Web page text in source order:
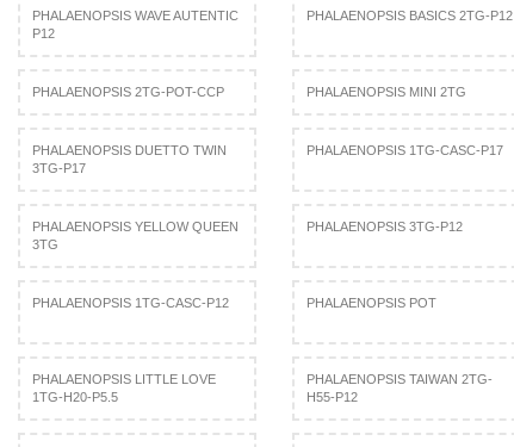
PHALAENOPSIS WAVE AUTENTIC
P12
PHALAENOPSIS BASICS 2TG-P12
PHALAENOPSIS 2TG-POT-CCP PHALAENOPSIS MINI 2TG
PHALAENOPSIS DUETTO TWIN
3TG-P17
PHALAENOPSIS 1TG-CASC-P17
PHALAENOPSIS YELLOW QUEEN
3TG
PHALAENOPSIS 3TG-P12
PHALAENOPSIS 1TG-CASC-P12 PHALAENOPSIS POT
PHALAENOPSIS LITTLE LOVE
1TG-H20-P5.5
PHALAENOPSIS TAIWAN 2TG-
H55-P12